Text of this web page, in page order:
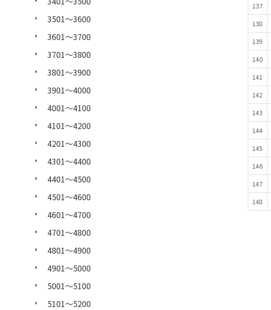
3501〜3600
3601〜3700
3701〜3800
3801〜3900
3901〜4000
4001〜4100
4101〜4200
4201〜4300
4301〜4400
4401〜4500
4501〜4600
4601〜4700
4701〜4800
4801〜4900
4901〜5000
5001〜5100
5101〜5200
137
138
139
140
141
142
143
144
145
146
147
148